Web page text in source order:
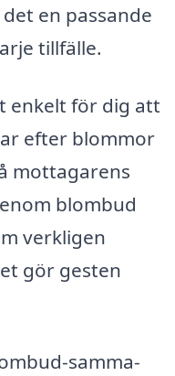
en passande
tillfälle.
enkelt för dig att
efter blommor
mottagarens
blombud
verkligen
gör gesten
samma-